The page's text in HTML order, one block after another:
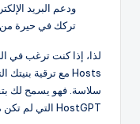
ودعم البريد
تركك في حيرة
سلاسة. فهو يسمح لك
HostGPT التي لم تكن متوفرة في Guesty for Hosts.